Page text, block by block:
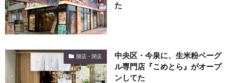
た
開店・閉店
中央区・今泉に、生米粉ベーグ
ル専門店『こめとら』がオープ
ンしてた